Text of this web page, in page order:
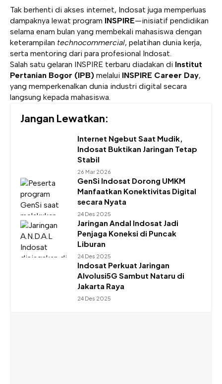
Tak berhenti di akses internet, Indosat juga memperluas
dampaknya lewat program INSPIRE—inisiatif pendidikan
selama enam bulan yang membekali mahasiswa dengan
keterampilan technocommercial, pelatihan dunia kerja,
serta mentoring dari para profesional Indosat.
Salah satu gelaran INSPIRE terbaru diadakan di Institut
Pertanian Bogor (IPB) melalui INSPIRE Career Day,
yang memperkenalkan dunia industri digital secara
langsung kepada mahasiswa.
Jangan Lewatkan:
Internet Ngebut Saat Mudik,
Indosat Buktikan Jaringan Tetap
Stabil
26 Mar 2026
GenSi Indosat Dorong UMKM
Manfaatkan Konektivitas Digital
secara Nyata
24 Des 2025
Jaringan Andal Indosat Jadi
Penjaga Koneksi di Puncak
Liburan
24 Des 2025
Indosat Perkuat Jaringan
AIvolusi5G Sambut Nataru di
Jakarta Raya
24 Des 2025